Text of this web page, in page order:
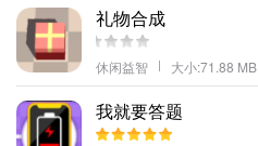
礼物合成
休闲益智 大小:71.88 MB
我就要答题